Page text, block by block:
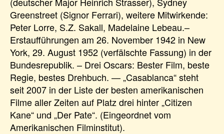
Greenstreet (Signor Ferrari), weitere Mitwirkende:
Peter Lorre, S.Z. Sakall, Madelaine Lebeau.–
Erstaufführungen am 26. November 1942 in New
York, 29. August 1952 (verfälschte Fassung) in der
Bundesrepublik. – Drei Oscars: Bester Film, beste
Regie, bestes Drehbuch. — „Casablanca“ steht
seit 2007 in der Liste der besten amerikanischen
Filme aller Zeiten auf Platz drei hinter „Citizen
Kane“ und „Der Pate“. (Eingeordnet vom
Amerikanischen Filminstitut).